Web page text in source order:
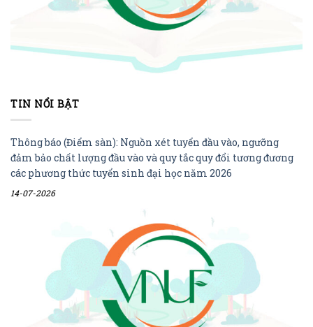
TIN NỔI BẬT
Thông báo (Điểm sàn): Nguồn xét tuyển đầu vào, ngưỡng
đảm bảo chất lượng đầu vào và quy tắc quy đổi tương đương
các phương thức tuyển sinh đại học năm 2026
14-07-2026